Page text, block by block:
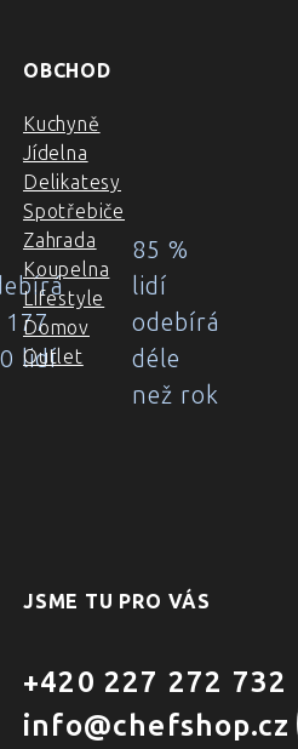
177
lidí
85 %
lidí
odebírá
déle
než rok
OBCHOD
Kuchyně
Jídelna
Delikatesy
Spotřebiče
Zahrada
Koupelna
Lifestyle
Domov
Outlet
JSME TU PRO VÁS
+420 227 272 732
info@chefshop.cz